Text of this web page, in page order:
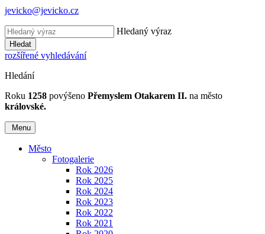
jevicko@jevicko.cz
Hledaný výraz
Hledat
rozšířené vyhledávání
Hledání
Roku 1258 povýšeno Přemyslem Otakarem II. na město
královské.
Menu
Město
Fotogalerie
Rok 2026
Rok 2025
Rok 2024
Rok 2023
Rok 2022
Rok 2021